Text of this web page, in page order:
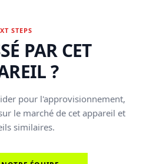
STEPS
PAR CET
?
pour l'approvisionnement,
le marché de cet appareil et
similaires.